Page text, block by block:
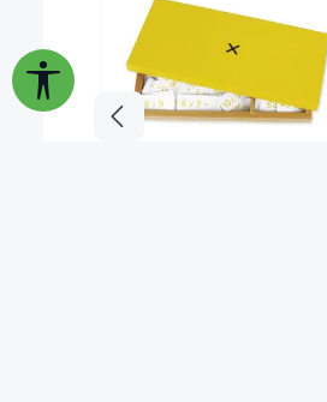
Werkzeugleiste anzeigen